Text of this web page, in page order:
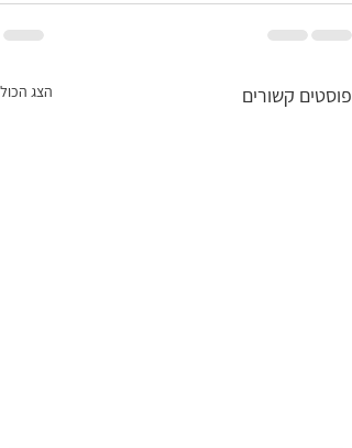
פוסטים קשורים הצג הכול